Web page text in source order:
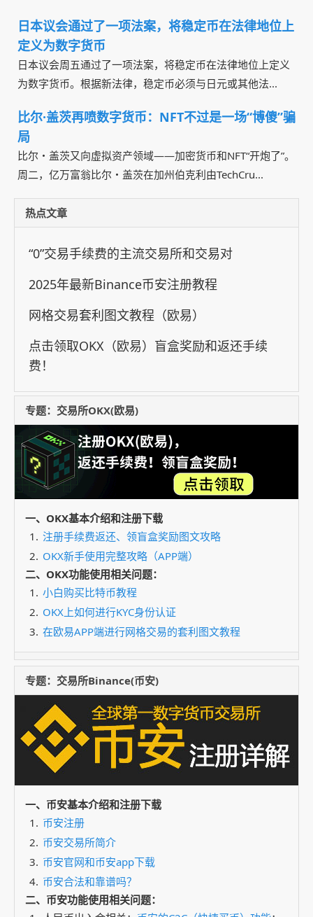
日本议会通过了一项法案，将稳定币在法律地位上
定义为数字货币
日本议会周五通过了一项法案，将稳定币在法律地位上定义
为数字货币。根据新法律，稳定币必须与日元或其他法...
比尔·盖茨再喷数字货币：NFT不过是一场“博傻”骗
局
比尔・盖茨又向虚拟资产领域――加密货币和NFT“开炮了”。
周二，亿万富翁比尔・盖茨在加州伯克利由TechCru...
热点文章
“0”交易手续费的主流交易所和交易对
2025年最新Binance币安注册教程
网格交易套利图文教程（欧易）
点击领取OKX（欧易）盲盒奖励和返还手续
费！
专题：交易所OKX(欧易)
一、OKX基本介绍和注册下载
注册手续费返还、领盲盒奖励图文攻略
OKX新手使用完整攻略（APP端）
二、OKX功能使用相关问题：
小白购买比特币教程
OKX上如何进行KYC身份认证
在欧易APP端进行网格交易的套利图文教程
专题：交易所Binance(币安)
一、币安基本介绍和注册下载
币安注册
币安交易所简介
币安官网和币安app下载
币安合法和靠谱吗？
二、币安功能使用相关问题：